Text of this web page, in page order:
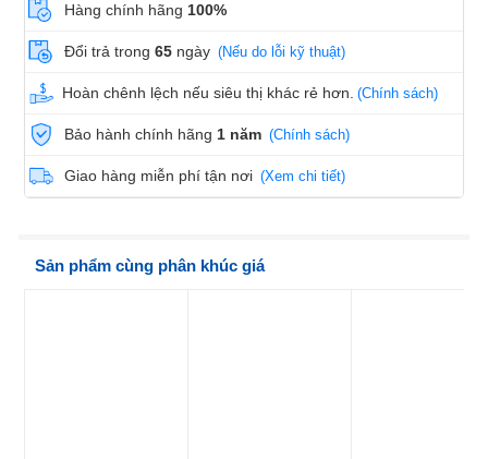
Hàng chính hãng 100%
Đổi trả trong 65 ngày (Nếu do lỗi kỹ thuật)
Hoàn chênh lệch nếu siêu thị khác rẻ hơn. (Chính sách)
Bảo hành chính hãng 1 năm (Chính sách)
Giao hàng miễn phí tận nơi (Xem chi tiết)
Sản phẩm cùng phân khúc giá